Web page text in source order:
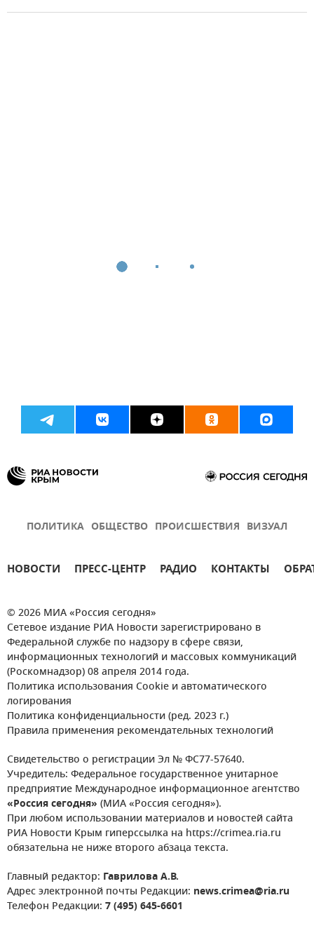
ПОЛИТИКА ОБЩЕСТВО ПРОИСШЕСТВИЯ ВИЗУАЛ
НОВОСТИ ПРЕСС-ЦЕНТР РАДИО КОНТАКТЫ
© 2026 МИА «Россия сегодня»
Сетевое издание РИА Новости зарегистрировано в
Федеральной службе по надзору в сфере связи,
информационных технологий и массовых коммуникаций
(Роскомнадзор) 08 апреля 2014 года.
Политика использования Cookie и автоматического
логирования
Политика конфиденциальности (ред. 2023 г.)
Правила применения рекомендательных технологий
Свидетельство о регистрации Эл № ФС77-57640.
Учредитель: Федеральное государственное унитарное
предприятие Международное информационное агентство
«Россия сегодня» (МИА «Россия сегодня»).
При любом использовании материалов и новостей сайта
РИА Новости Крым гиперссылка на https://crimea.ria.ru
обязательна не ниже второго абзаца текста.
Главный редактор: Гаврилова А.В.
Адрес электронной почты Редакции: news.crimea@ria.ru
Телефон Редакции: 7 (495) 645-6601